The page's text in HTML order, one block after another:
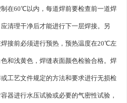
制在60℃以内，每道焊前要检查前一道焊
清理干净后才能进行下一层焊接。另
接前必须进行预热，预热温度在20℃左
和浅黄色，焊缝表面颜色检验合格。焊
工艺文件规定的方法和要求进行无损检
器进行水压试验或必要的气密性试验，